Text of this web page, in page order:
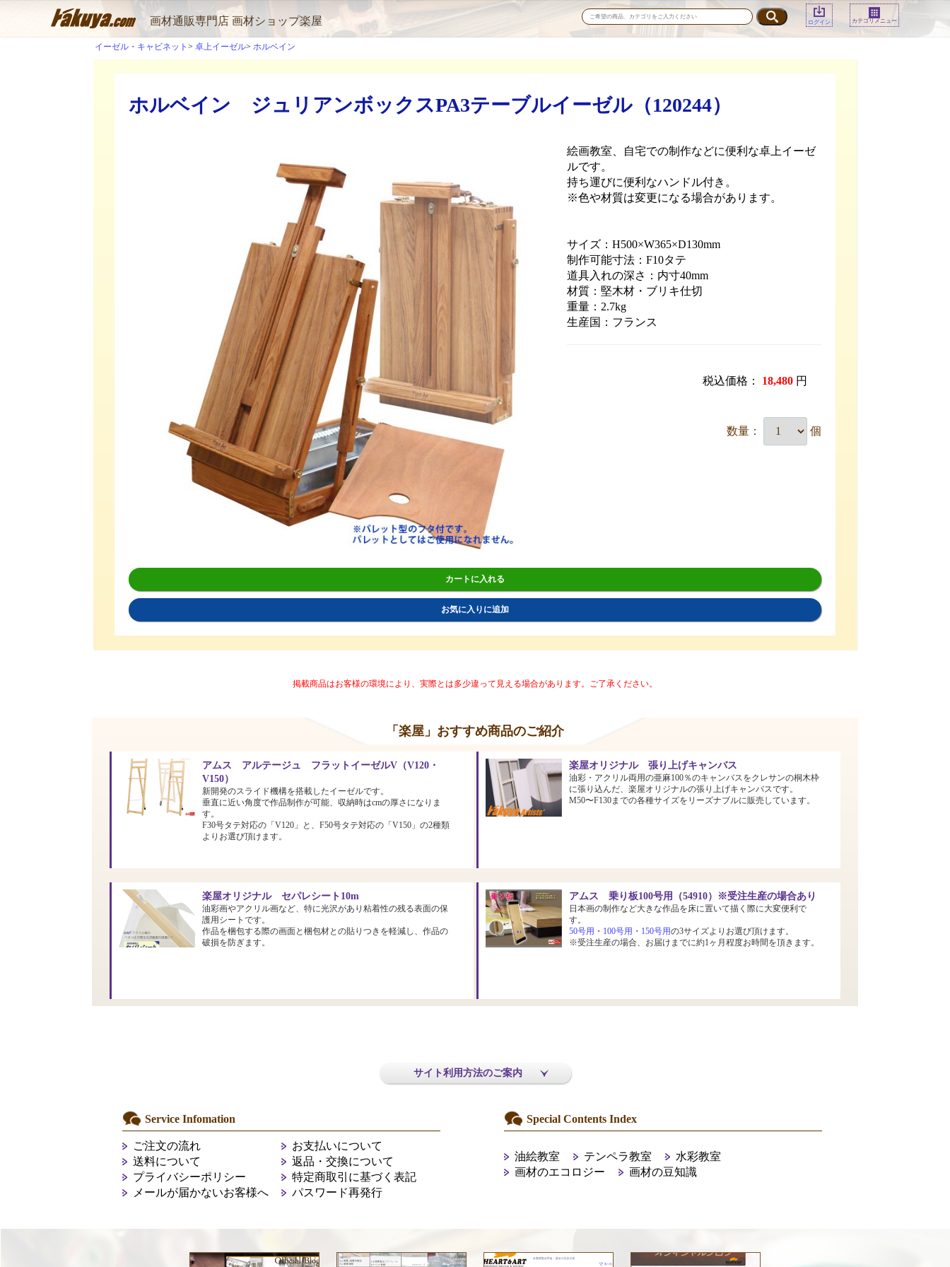
画材通販専門店 画材ショップ楽屋 ログイン カテゴリメニュー
イーゼル・キャビネット 卓上イーゼル ホルベイン
ホルベイン ジュリアンボックスPA3テーブルイーゼル（120244）
絵画教室、自宅での制作などに便利な卓上イーゼ
ルです。
持ち運びに便利なハンドル付き。
※色や材質は変更になる場合があります。
サイズ：H500×W365×D130mm
制作可能寸法：F10タテ
道具入れの深さ：内寸40mm
材質：堅木材・ブリキ仕切
重量：2.7kg
生産国：フランス
税込価格： 18,480 円
数量： 個
カートに入れる
お気に入りに追加
掲載商品はお客様の環境により、実際とは多少違って見える場合があります。ご了承ください。
「楽屋」おすすめ商品のご紹介
アムス アルテージュ フラットイーゼルV（V120・
V150）
新開発のスライド機構を搭載したイーゼルです。
垂直に近い角度で作品制作が可能、収納時はcmの厚さになりま
す。
F30号タテ対応の「V120」と、F50号タテ対応の「V150」の2種類
よりお選び頂けます。
楽屋オリジナル 張り上げキャンバス
油彩・アクリル両用の亜麻100％のキャンバスをクレサンの桐木枠
に張り込んだ、楽屋オリジナルの張り上げキャンバスです。
M50〜F130までの各種サイズをリーズナブルに販売しています。
楽屋オリジナル セパレシート10m
油彩画やアクリル画など、特に光沢があり粘着性の残る表面の保
護用シートです。
作品を梱包する際の画面と梱包材との貼りつきを軽減し、作品の
破損を防ぎます。
アムス 乗り板100号用（54910）※受注生産の場合あり
日本画の制作など大きな作品を床に置いて描く際に大変便利で
す。
50号用 ・ 100号用 ・ 150号用の3サイズよりお選び頂けます。
※受注生産の場合、お届けまでに約1ヶ月程度お時間を頂きます。
サイト利用方法のご案内
Service Infomation
ご注文の流れ
お支払いについて
送料について
返品・交換について
プライバシーポリシー
特定商取引に基づく表記
メールが届かないお客様へ
パスワード再発行
Special Contents Index
油絵教室 テンペラ教室
水彩教室
画材のエコロジー
画材の豆知識